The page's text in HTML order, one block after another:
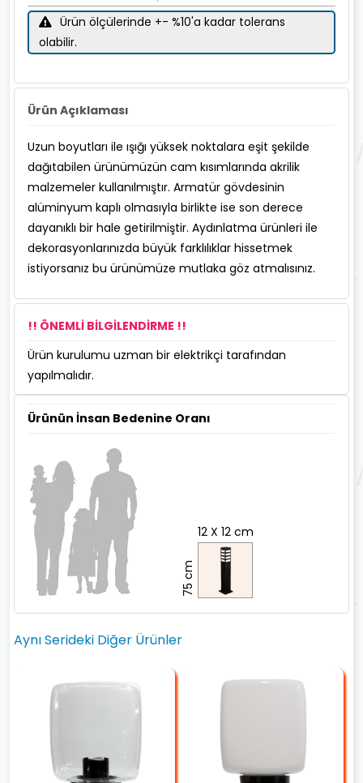
Ürün ölçülerinde +- %10'a kadar tolerans
olabilir.
Ürün Açıklaması
Uzun boyutları ile ışığı yüksek noktalara eşit şekilde
dağıtabilen ürünümüzün cam kısımlarında akrilik
malzemeler kullanılmıştır. Armatür gövdesinin
alüminyum kaplı olmasıyla birlikte ise son derece
dayanıklı bir hale getirilmiştir. Aydınlatma ürünleri ile
dekorasyonlarınızda büyük farklılıklar hissetmek
istiyorsanız bu ürünümüze mutlaka göz atmalısınız.
!! ÖNEMLİ BİLGİLENDİRME !!
Ürün kurulumu uzman bir elektrikçi tarafından
yapılmalıdır.
Ürünün İnsan Bedenine Oranı
12 X 12 cm
75 cm
Aynı Serideki Diğer Ürünler